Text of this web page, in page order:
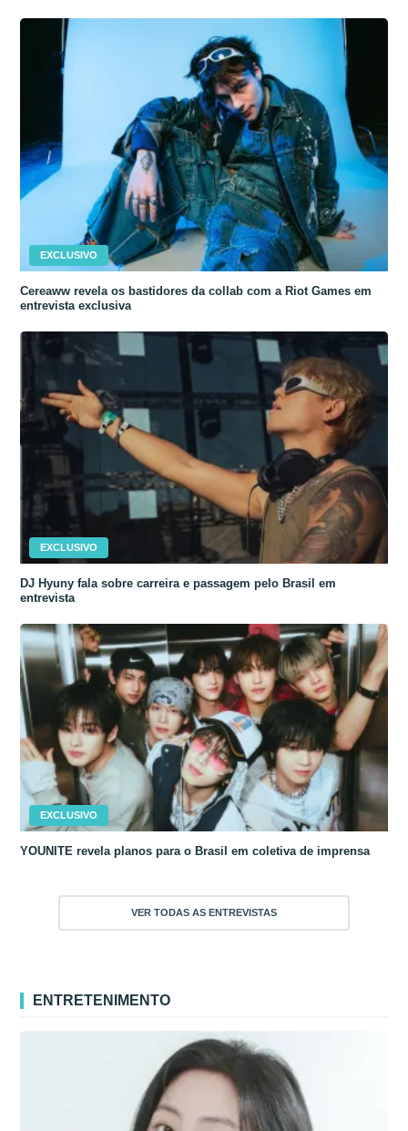
EXCLUSIVO
Cereaww revela os bastidores da collab com a Riot Games em
entrevista exclusiva
EXCLUSIVO
DJ Hyuny fala sobre carreira e passagem pelo Brasil em
entrevista
EXCLUSIVO
YOUNITE revela planos para o Brasil em coletiva de imprensa
VER TODAS AS ENTREVISTAS
ENTRETENIMENTO